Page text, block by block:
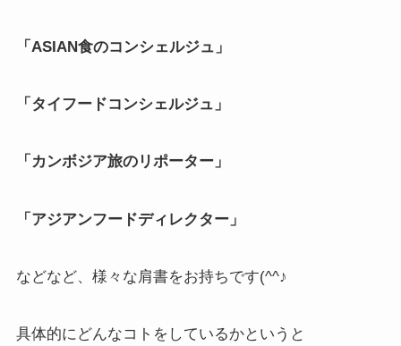
「ASIAN食のコンシェルジュ」
「タイフードコンシェルジュ」
「カンボジア旅のリポーター」
「アジアンフードディレクター」
などなど、様々な肩書をお持ちです(^^♪
具体的にどんなコトをしているかというと